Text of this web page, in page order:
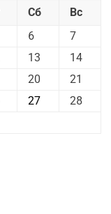
Сб
Вс
6
7
13
14
20
21
27
28